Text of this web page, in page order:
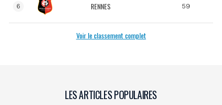
6 RENNES 59
Voir le classement complet
LES ARTICLES POPULAIRES